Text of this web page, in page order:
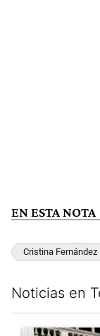
EN ESTA NOTA
Cristina Fernández
Noticias en